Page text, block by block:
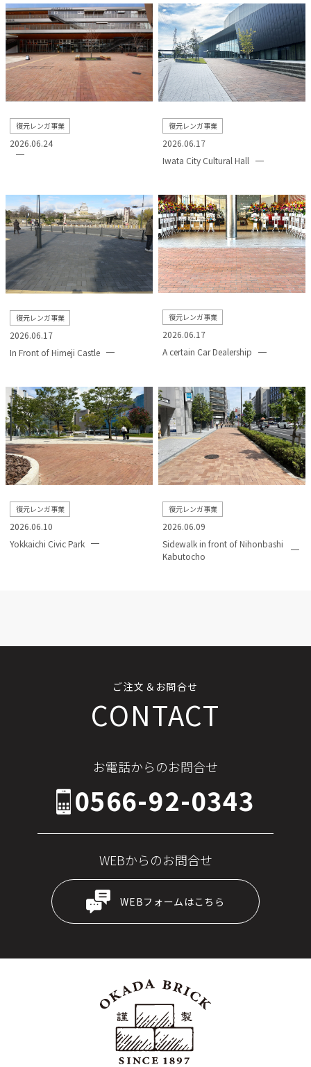
2026.06.24
復元レンガ事業
2026.06.17
復元レンガ事業
Iwata City Cultural Hall
2026.06.17
復元レンガ事業
In Front of Himeji Castle
2026.06.17
復元レンガ事業
A certain Car Dealership
2026.06.10
復元レンガ事業
Yokkaichi Civic Park
2026.06.09
復元レンガ事業
Sidewalk in front of Nihonbashi
Kabutocho
ご注文＆お問合せ
CONTACT
お電話からのお問合せ
0566-92-0343
WEBからのお問合せ
WEBフォームはこちら